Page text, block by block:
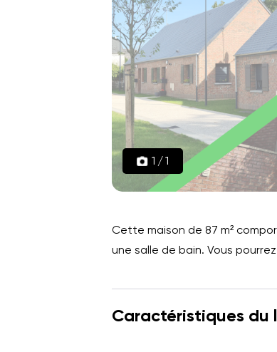
1 /1
Cette maison de 87 m²
une salle de bain. Vous
Caractéristiques du